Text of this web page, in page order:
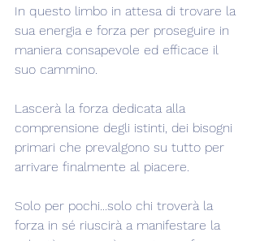
In questo limbo in attesa di trovare la
sua energia e forza per proseguire in
maniera consapevole ed efficace il
suo cammino.
Lascerà la forza dedicata alla
comprensione degli istinti, dei bisogni
primari che prevalgono su tutto per
arrivare finalmente al piacere.
Solo per pochi...solo chi troverà la
forza in sé riuscirà a manifestare la